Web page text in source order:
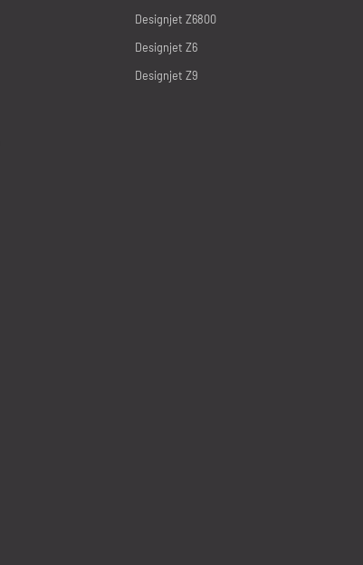
Designjet Z6800
Designjet Z6
Designjet Z9